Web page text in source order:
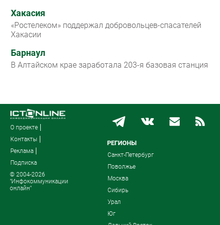
Хакасия
«Ростелеком» поддержал добровольцев-спасателей
Хакасии
Барнаул
В Алтайском крае заработала 203-я базовая станция
О проекте
Контакты
Реклама
Подписка
© 2004-2026
"Инфокоммуникации
онлайн"
РЕГИОНЫ
Санкт-Петербург
Поволжье
Москва
Сибирь
Урал
Юг